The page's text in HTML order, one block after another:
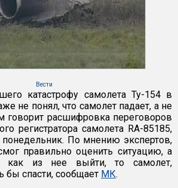
Вести
катастрофу самолета Ту-154 в
не понял, что самолет падает, а не
говорит расшифровка переговоров
регистратора самолета RA-85185,
понедельник. По мнению экспертов,
правильно оценить ситуацию, а
как из нее выйти, то самолет,
бы спасти, сообщает МК.